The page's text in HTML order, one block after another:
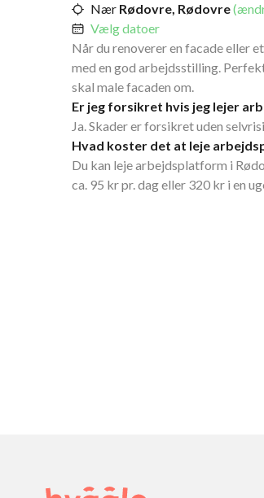
Nær Rødovre, Rødovre
Vælg datoer
Når du renoverer en facade eller
med en god arbejdsstilling.
skal male facaden om.
Er jeg forsikret hvis jeg lejer
Ja. Skader er forsikret uden
Hvad koster det at leje
Du kan leje arbejdsplatform i
ca. 95 kr pr. dag eller 320 kr i en